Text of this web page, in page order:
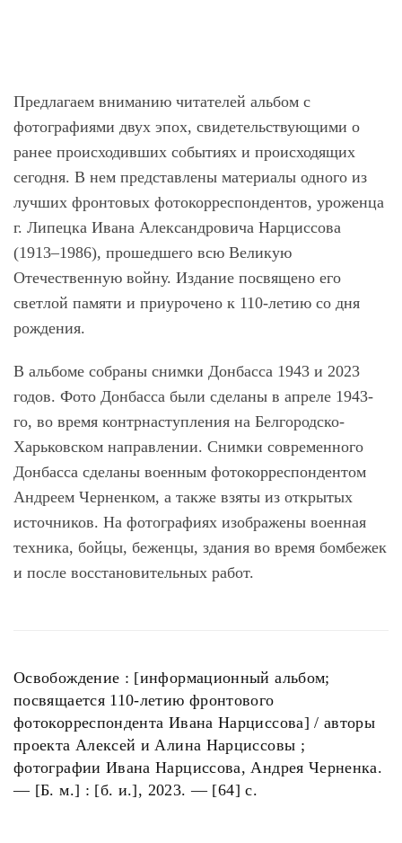
Предлагаем вниманию читателей альбом с
фотографиями двух эпох, свидетельствующими о
ранее происходивших событиях и происходящих
сегодня. В нем представлены материалы одного из
лучших фронтовых фотокорреспондентов, уроженца
г. Липецка Ивана Александровича Нарциссова
(1913–1986), прошедшего всю Великую
Отечественную войну. Издание посвящено его
светлой памяти и приурочено к 110-летию со дня
рождения.
В альбоме собраны снимки Донбасса 1943 и 2023
годов. Фото Донбасса были сделаны в апреле 1943-
го, во время контрнаступления на Белгородско-
Харьковском направлении. Снимки современного
Донбасса сделаны военным фотокорреспондентом
Андреем Черненком, а также взяты из открытых
источников. На фотографиях изображены военная
техника, бойцы, беженцы, здания во время бомбежек
и после восстановительных работ.
Освобождение : [информационный альбом;
посвящается 110-летию фронтового
фотокорреспондента Ивана Нарциссова] / авторы
проекта Алексей и Алина Нарциссовы ;
фотографии Ивана Нарциссова, Андрея Черненка.
— [Б. м.] : [б. и.], 2023. — [64] с.